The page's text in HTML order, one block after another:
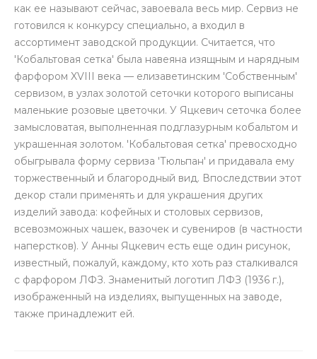
как ее называют сейчас, завоевала весь мир. Сервиз не
готовился к конкурсу специально, а входил в
ассортимент заводской продукции. Считается, что
'Кобальтовая сетка' была навеяна изящным и нарядным
фарфором XVIII века — елизаветинским 'Собственным'
сервизом, в узлах золотой сеточки которого выписаны
маленькие розовые цветочки. У Яцкевич сеточка более
замысловатая, выполненная подглазурным кобальтом и
украшенная золотом. 'Кобальтовая сетка' превосходно
обыгрывала форму сервиза 'Тюльпан' и придавала ему
торжественный и благородный вид. Впоследствии этот
декор стали применять и для украшения других
изделий завода: кофейных и столовых сервизов,
всевозможных чашек, вазочек и сувениров (в частности
наперстков). У Анны Яцкевич есть еще один рисунок,
известный, пожалуй, каждому, кто хоть раз сталкивался
с фарфором ЛФЗ. Знаменитый логотип ЛФЗ (1936 г.),
изображенный на изделиях, выпущенных на заводе,
также принадлежит ей.